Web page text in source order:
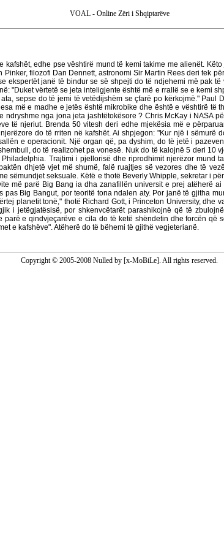
VOAL - Online Zëri i Shqiptarëve
edhe pse vështirë mund të kemi takime me alienët.
filozofi Dan Dennett, astronomi Sir Martin Rees deri tek
janë të bindur se së shpejti do të ndjehemi më pak
"Duket vërtetë se jeta inteligjente është më e rrallë se e kemi
sepse do të jemi të vetëdijshëm se çfarë po kërkojmë."
më e madhe e jetës është mikrobike dhe është e vështirë
nga jona jeta jashtëtokësore ? Chris McKay i NASA
të njeriut. Brenda 50 vitesh deri edhe mjekësia më e
do të rriten në kafshët. Ai shpjegon: "Kur një i
e operacionit. Një organ që, pa dyshim, do të jetë i
do të realizohet pa vonesë. Nuk do të kalojnë 5 deri 10
Trajtimi i pjellorisë dhe riprodhimit njerëzor
dhjetë vjet më shumë, falë ruajtjes së vezores dhe të
sëmundjet seksuale. Këtë e thotë Beverly Whipple, sekretar i
më parë Big Bang ia dha zanafillën universit e prej atëherë
Big Bangut, por teoritë tona ndalen aty. Por janë të gjitha
planetit tonë," thotë Richard Gott, i Princeton University, dhe
i jetëgjatësisë, por shkenvcëtarët parashikojnë që të
e qindvjeçarëve e cila do të ketë shëndetin dhe forcën
e kafshëve". Atëherë do të bëhemi të gjithë vegjeterianë.
Copyright © 2005-2008 Nulled by [x-MoBiLe]. All rights reserved.